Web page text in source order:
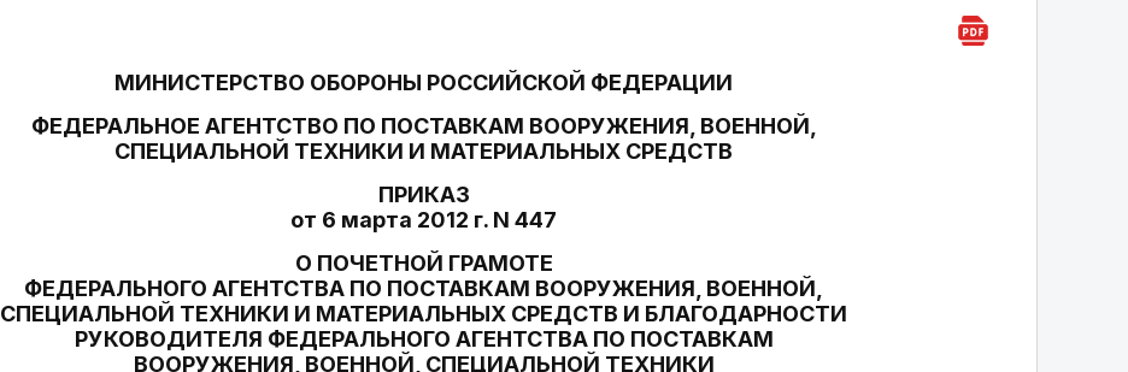
МИНИСТЕРСТВО ОБОРОНЫ РОССИЙСКОЙ ФЕДЕРАЦИИ
ФЕДЕРАЛЬНОЕ АГЕНТСТВО ПО ПОСТАВКАМ ВООРУЖЕНИЯ, ВОЕННОЙ,
СПЕЦИАЛЬНОЙ ТЕХНИКИ И МАТЕРИАЛЬНЫХ СРЕДСТВ
ПРИКАЗ
от 6 марта 2012 г. N 447
О ПОЧЕТНОЙ ГРАМОТЕ
ФЕДЕРАЛЬНОГО АГЕНТСТВА ПО ПОСТАВКАМ ВООРУЖЕНИЯ, ВОЕННОЙ,
СПЕЦИАЛЬНОЙ ТЕХНИКИ И МАТЕРИАЛЬНЫХ СРЕДСТВ И БЛАГОДАРНОСТИ
РУКОВОДИТЕЛЯ ФЕДЕРАЛЬНОГО АГЕНТСТВА ПО ПОСТАВКАМ
ВООРУЖЕНИЯ, ВОЕННОЙ, СПЕЦИАЛЬНОЙ ТЕХНИКИ